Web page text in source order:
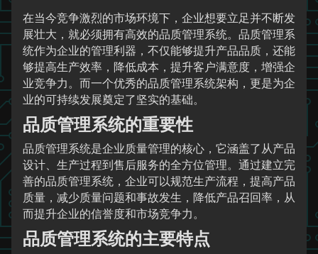
在当今竞争激烈的市场环境下，企业想要立足并不断发
展壮大，就必须拥有高效的品质管理系统。品质管理系
统作为企业的管理利器，不仅能够提升产品品质，还能
够提高生产效率，降低成本，提升客户满意度，增强企
业竞争力。而一个优秀的品质管理系统架构，更是为企
业的可持续发展奠定了坚实的基础。
品质管理系统的重要性
品质管理系统是企业质量管理的核心，它涵盖了从产品
设计、生产过程到售后服务的全方位管理。通过建立完
善的品质管理系统，企业可以规范生产流程，提高产品
质量，减少质量问题和事故发生，降低产品召回率，从
而提升企业的信誉度和市场竞争力。
品质管理系统的主要特点